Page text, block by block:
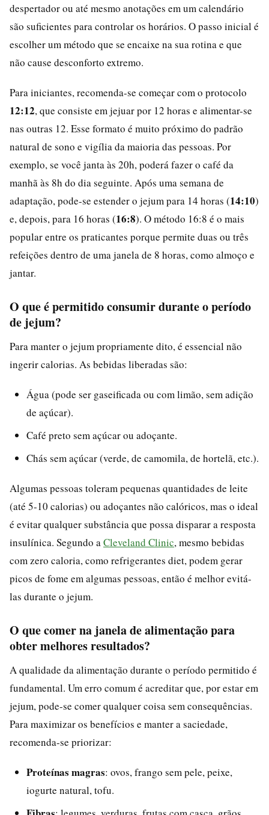
despertador ou até mesmo anotações em um calendário
são suficientes para controlar os horários. O passo inicial é
escolher um método que se encaixe na sua rotina e que
não cause desconforto extremo.
Para iniciantes, recomenda-se começar com o protocolo
12:12, que consiste em jejuar por 12 horas e alimentar-se
nas outras 12. Esse formato é muito próximo do padrão
natural de sono e vigília da maioria das pessoas. Por
exemplo, se você janta às 20h, poderá fazer o café da
manhã às 8h do dia seguinte. Após uma semana de
adaptação, pode-se estender o jejum para 14 horas (14:10)
e, depois, para 16 horas (16:8). O método 16:8 é o mais
popular entre os praticantes porque permite duas ou três
refeições dentro de uma janela de 8 horas, como almoço e
jantar.
O que é permitido consumir durante o período
de jejum?
Para manter o jejum propriamente dito, é essencial não
ingerir calorias. As bebidas liberadas são:
Água (pode ser gaseificada ou com limão, sem adição
de açúcar).
Café preto sem açúcar ou adoçante.
Chás sem açúcar (verde, de camomila, de hortelã, etc.).
Algumas pessoas toleram pequenas quantidades de leite
(até 5-10 calorias) ou adoçantes não calóricos, mas o ideal
é evitar qualquer substância que possa disparar a resposta
insulínica. Segundo a Cleveland Clinic, mesmo bebidas
com zero caloria, como refrigerantes diet, podem gerar
picos de fome em algumas pessoas, então é melhor evitá-
las durante o jejum.
O que comer na janela de alimentação para
obter melhores resultados?
A qualidade da alimentação durante o período permitido é
fundamental. Um erro comum é acreditar que, por estar em
jejum, pode-se comer qualquer coisa sem consequências.
Para maximizar os benefícios e manter a saciedade,
recomenda-se priorizar:
Proteínas magras: ovos, frango sem pele, peixe,
iogurte natural, tofu.